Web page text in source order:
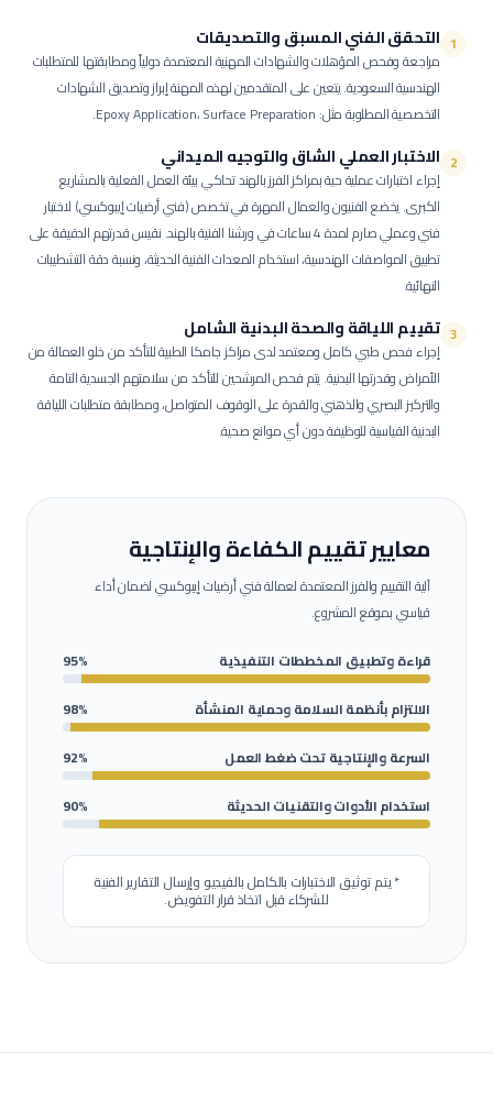
1 التحقق الفني المسبق والتصديقات
مراجعة وفحص المؤهلات والشهادات المهنية المعتمدة دولياً ومطابقتها للمتطلبات
الهندسية السعودية.يتعين على المتقدمين لهذه المهنة إبراز وتصديق الشهادات
التخصصية المطلوبة مثل: Epoxy Application، Surface Preparation.
2 الاختبار العملي الشاق والتوجيه الميداني
إجراء اختبارات عملية حية بمراكز الفرز بالهند تحاكي بيئة العمل الفعلية بالمشاريع
الكبرى.يخضع الفنيون والعمال المهرة في تخصص (فني أرضيات إيبوكسي) لاختبار
فني وعملي صارم لمدة 4 ساعات في ورشنا الفنية بالهند. نقيس قدرتهم الدقيقة على
تطبيق المواصفات الهندسية، استخدام المعدات الفنية الحديثة، ونسبة دقة التشطيبات
النهائية.
3 تقييم اللياقة والصحة البدنية الشامل
إجراء فحص طبي كامل ومعتمد لدى مراكز جامكا الطبية للتأكد من خلو العمالة من
الأمراض وقدرتها البدنية.يتم فحص المرشحين للتأكد من سلامتهم الجسدية التامة
والتركيز البصري والذهني والقدرة على الوقوف المتواصل، ومطابقة متطلبات اللياقة
البدنية القياسية للوظيفة دون أي موانع صحية.
معايير تقييم الكفاءة والإنتاجية
آلية التقييم والفرز المعتمدة لعمالةفني أرضيات إيبوكسيلضمان أداء
قياسي بموقع المشروع.
قراءة وتطبيق المخططات التنفيذية
95%
الالتزام بأنظمة السلامة وحماية المنشأة
98%
السرعة والإنتاجية تحت ضغط العمل
92%
استخدام الأدوات والتقنيات الحديثة
90%
* يتم توثيق الاختبارات بالكامل بالفيديو وإرسال التقارير الفنية
للشركاء قبل اتخاذ قرار التفويض.